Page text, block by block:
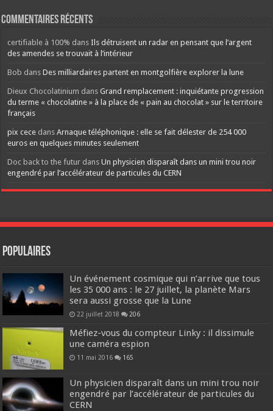
Commentaires récents
certifiable à 100% dansIls détruisent un radar en pensant que l’argent
des amendes se trouvait à l’intérieur
Bob dansDes milliardaires partent en montgolfière explorer la lune
Dieux Chocolatinium dansGrand remplacement : inquiétante progression
du terme « chocolatine » à la place de « pain au chocolat » sur le territoire
français
pix cece dansArnaque téléphonique : elle se fait délester de 254 000
euros en quelques minutes seulement
Doc back to the futur dansUn physicien disparaît dans un mini trou noir
engendré par l’accélérateur de particules du CERN
Populaires
Un événement cosmique qui n’arrive que tous
les 35 000 ans : le 27 juillet, la planète Mars
sera aussi grosse que la Lune
22 juillet 2018 206
Méfiez-vous du compteur Linky : il dissimule
une caméra espion
11 mai 2016 165
Un physicien disparaît dans un mini trou noir
engendré par l’accélérateur de particules du
CERN